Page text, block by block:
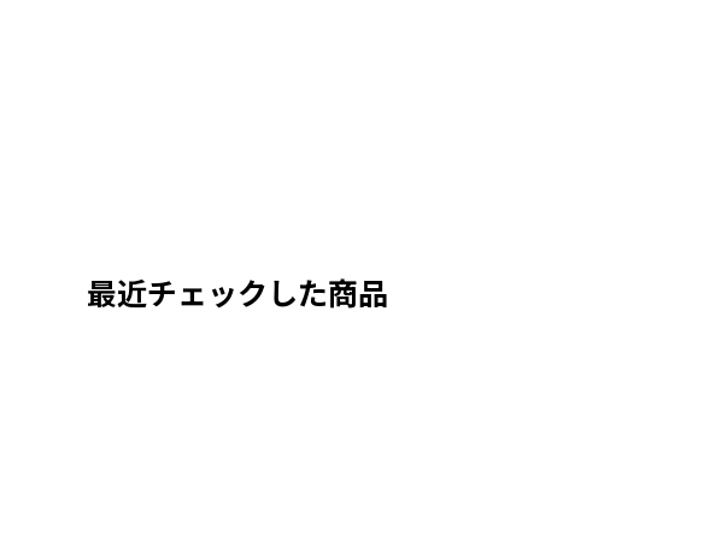
最近チェックした商品